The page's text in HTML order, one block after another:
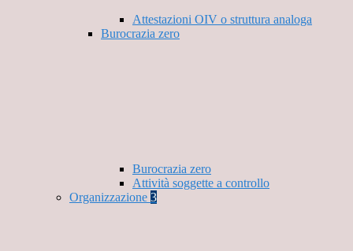
Attestazioni OIV o struttura analoga
Burocrazia zero
Burocrazia zero
Attività soggette a controllo
Organizzazione 3